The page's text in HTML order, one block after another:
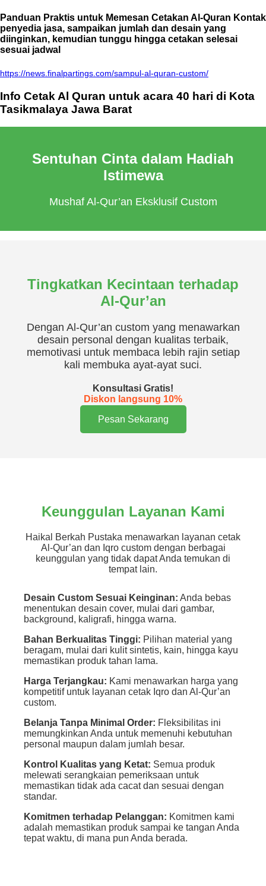
Panduan Praktis untuk Memesan Cetakan Al-Quran Kontak
penyedia jasa, sampaikan jumlah dan desain yang
diinginkan, kemudian tunggu hingga cetakan selesai
sesuai jadwal
https://news.finalpartings.com/sampul-al-quran-custom/
Info Cetak Al Quran untuk acara 40 hari di Kota
Tasikmalaya Jawa Barat
Sentuhan Cinta dalam Hadiah
Istimewa
Mushaf Al-Qur’an Eksklusif Custom
Tingkatkan Kecintaan terhadap
Al-Qur’an
Dengan Al-Qur’an custom yang menawarkan
desain personal dengan kualitas terbaik,
memotivasi untuk membaca lebih rajin setiap
kali membuka ayat-ayat suci.
Konsultasi Gratis!
Diskon langsung 10%
Pesan Sekarang
Keunggulan Layanan Kami
Haikal Berkah Pustaka menawarkan layanan cetak
Al-Qur’an dan Iqro custom dengan berbagai
keunggulan yang tidak dapat Anda temukan di
tempat lain.
Desain Custom Sesuai Keinginan: Anda bebas
menentukan desain cover, mulai dari gambar,
background, kaligrafi, hingga warna.
Bahan Berkualitas Tinggi: Pilihan material yang
beragam, mulai dari kulit sintetis, kain, hingga kayu
memastikan produk tahan lama.
Harga Terjangkau: Kami menawarkan harga yang
kompetitif untuk layanan cetak Iqro dan Al-Qur’an
custom.
Belanja Tanpa Minimal Order: Fleksibilitas ini
memungkinkan Anda untuk memenuhi kebutuhan
personal maupun dalam jumlah besar.
Kontrol Kualitas yang Ketat: Semua produk
melewati serangkaian pemeriksaan untuk
memastikan tidak ada cacat dan sesuai dengan
standar.
Komitmen terhadap Pelanggan: Komitmen kami
adalah memastikan produk sampai ke tangan Anda
tepat waktu, di mana pun Anda berada.